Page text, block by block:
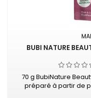
BUBI NATURE
70 g BubiNature
préparé à partir de